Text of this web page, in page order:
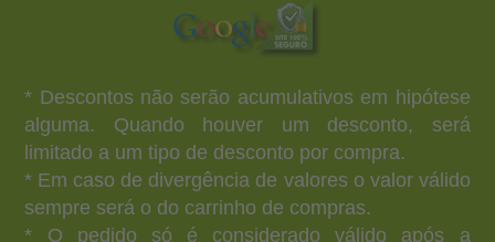
* Descontos não serão acumulativos em hipótese
alguma. Quando houver um desconto, será
limitado a um tipo de desconto por compra.
* Em caso de divergência de valores o valor válido
sempre será o do carrinho de compras.
* O pedido só é considerado válido após a